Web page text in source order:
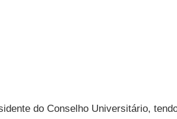
do Conselho Universitário,